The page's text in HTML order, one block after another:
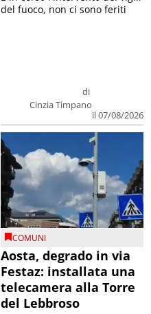
di
Cinzia Timpano
il 07/08/2026
del fuoco, non ci sono feriti
COMUNI
Aosta, degrado in via
Festaz: installata una
telecamera alla Torre
del Lebbroso